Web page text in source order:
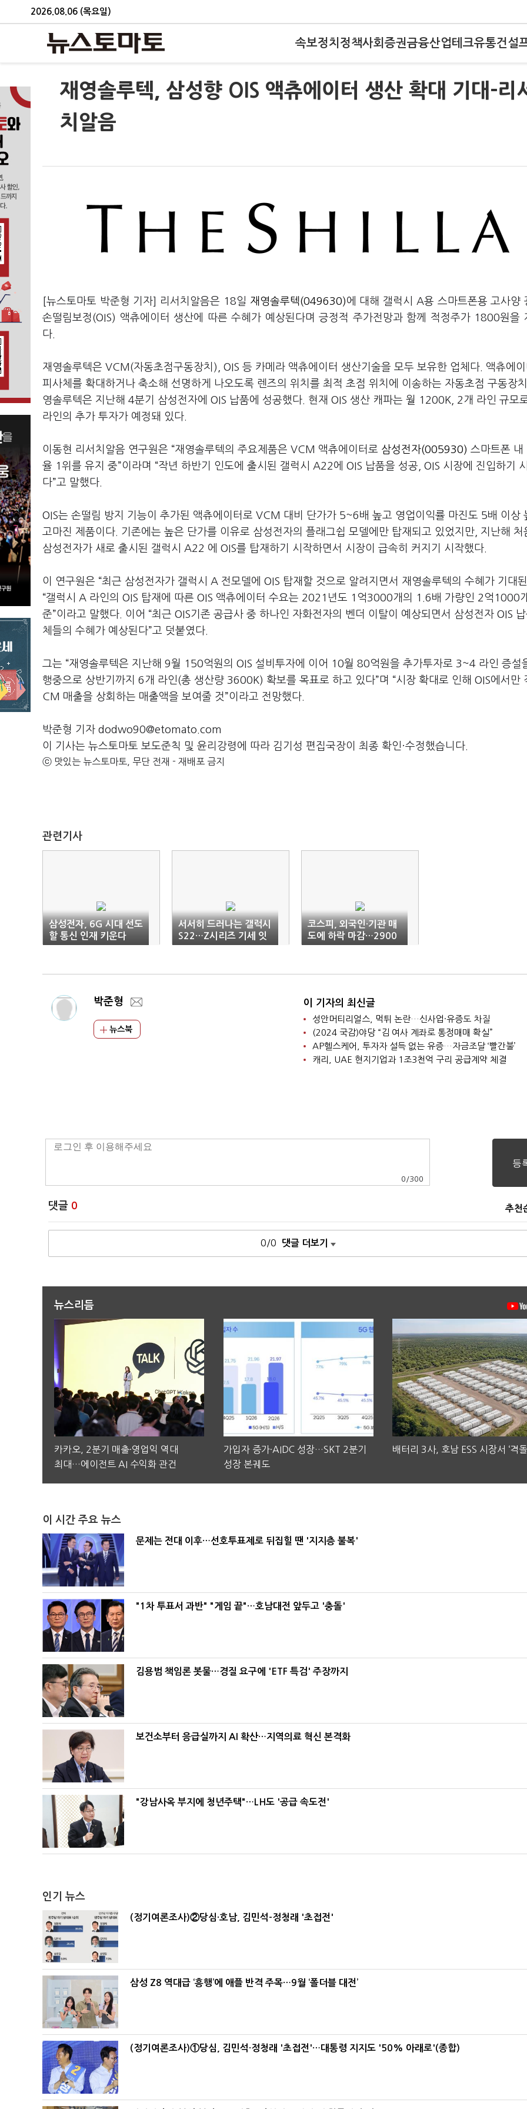
2026.08.06 (목요일)
속보정치 정책사회 증권금융산업테크유통건설
재영솔루텍, 삼성향 OIS 액츄에이터 생산 확대 기대-리
치알음
[뉴스토마토 박준형 기자] 리서치알음은 18일 재영솔루텍(049630)에 대해 갤럭시 A용 스마트폰용 고사양
손떨림보정(OIS) 액츄에이터 생산에 따른 수혜가 예상된다며 긍정적 주가전망과 함께 적정주가 1800원을
다.
재영솔루텍은 VCM(자동초점구동장치), OIS 등 카메라 액츄에이터 생산기술을 모두 보유한 업체다. 액츄에
피사체를 확대하거나 축소해 선명하게 나오도록 렌즈의 위치를 최적 초점 위치에 이송하는 자동초점 구동장
영솔루텍은 지난해 4분기 삼성전자에 OIS 납품에 성공했다. 현재 OIS 생산 캐파는 월 1200K, 2개 라인 규모
라인의 추가 투자가 예정돼 있다.
이동현 리서치알음 연구원은 “재영솔루텍의 주요제품은 VCM 액츄에이터로 삼성전자(005930) 스마트폰 내
율 1위를 유지 중”이라며 “작년 하반기 인도에 출시된 갤럭시 A22에 OIS 납품을 성공, OIS 시장에 진입하기
다”고 말했다.
OIS는 손떨림 방지 기능이 추가된 액츄에이터로 VCM 대비 단가가 5~6배 높고 영업이익률 마진도 5배 이상
고마진 제품이다. 기존에는 높은 단가를 이유로 삼성전자의 플래그쉽 모델에만 탑재되고 있었지만, 지난해 처
삼성전자가 새로 출시된 갤럭시 A22 에 OIS를 탑재하기 시작하면서 시장이 급속히 커지기 시작했다.
이 연구원은 “최근 삼성전자가 갤럭시 A 전모델에 OIS 탑재할 것으로 알려지면서 재영솔루텍의 수혜가 기대
“갤럭시 A 라인의 OIS 탑재에 따른 OIS 액츄에이터 수요는 2021년도 1억3000개의 1.6배 가량인 2억1000
준”이라고 말했다. 이어 “최근 OIS기존 공급사 중 하나인 자화전자의 벤더 이탈이 예상되면서 삼성전자 OIS
체들의 수혜가 예상된다”고 덧붙였다.
그는 “재영솔루텍은 지난해 9월 150억원의 OIS 설비투자에 이어 10월 80억원을 추가투자로 3~4 라인 증설
행중으로 상반기까지 6개 라인(총 생산량 3600K) 확보를 목표로 하고 있다”며 “시장 확대로 인해 OIS에서만
CM 매출을 상회하는 매출액을 보여줄 것”이라고 전망했다.
박준형 기자 dodwo90@etomato.com
이 기사는 뉴스토마토 보도준칙 및 윤리강령에 따라 김기성 편집국장이 최종 확인·수정했습니다.
ⓒ 맛있는 뉴스토마토, 무단 전재 - 재배포 금지
관련기사
삼성전자, 6G 시대 선도
할 통신 인재 키운다
서서히 드러나는 갤럭시
S22…Z시리즈 기세 잇
는다
코스피, 외국인·기관 매
도에 하락 마감…2900
선 붕괴
박준형
뉴스북
이 기자의 최신글
성안머티리얼스, 먹튀 논란…신사업·유증도 차질
(2024 국감)야당 “김 여사 계좌로 통정매매 확실”
AP헬스케어, 투자자 설득 없는 유증…자금조달 ‘빨간불’
캐리, UAE 현지기업과 1조3천억 구리 공급계약 체결
0 /300
댓글 0 추천
0/0 댓글 더보기
뉴스리듬
카카오, 2분기 매출·영업익 역대
최대…에이전트 AI 수익화 관건
가입자 증가·AIDC 성장…SKT 2분기
성장 본궤도
배터리 3사, 호남 ESS 시장서 ‘격돌
이 시간 주요 뉴스
문제는 전대 이후…선호투표제로 뒤집힐 땐 '지지층 불복'
"1차 투표서 과반" "게임 끝"…호남대전 앞두고 '충돌'
김용범 책임론 봇물…경질 요구에 'ETF 특검' 주장까지
보건소부터 응급실까지 AI 확산…지역의료 혁신 본격화
"강남사옥 부지에 청년주택"…LH도 '공급 속도전'
인기 뉴스
(정기여론조사)②당심·호남, 김민석-정청래 '초접전'
삼성 Z8 역대급 ‘흥행’에 애플 반격 주목…9월 ‘폴더블 대전’
(정기여론조사)①당심, 김민석·정청래 '초접전'…대통령 지지도 '50% 아래로'(종합)